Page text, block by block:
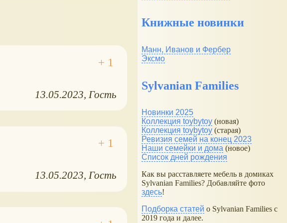
13.05.2023 Гость
13.05.2023 Гость
Книжные новинки
Манн, Иванов и Фербер
Эксмо
Sylvanian Families
Новинки 2025
Коллекция toybytoy (новая)
Коллекция toybytoy (старая)
Ревизия семей на конец 2023
Наши семейки и дома (новое)
Список дней рождения
Как вы расставляете мебель в домиках
Sylvanian Families? Добавляйте фото
здесь!
Подборка статей о Sylvanian Families с
2019 года и далее.